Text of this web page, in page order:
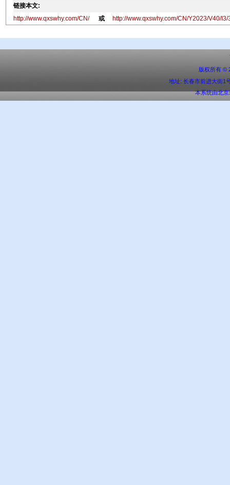
链接本文:
http://www.qxswhy.com/CN/
或 http://www.qxswhy.com/CN/Y2023/V40/I3/
版权所有 ©
地址: 长春市前进大街1
本系统由北京